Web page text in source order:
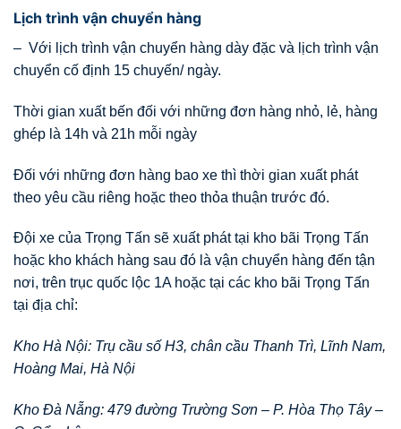
Lịch trình vận chuyển hàng
– Với lịch trình vận chuyển hàng dày đặc và lịch trình vận
chuyển cố định 15 chuyến/ ngày.
Thời gian xuất bến đối với những đơn hàng nhỏ, lẻ, hàng
ghép là 14h và 21h mỗi ngày
Đối với những đơn hàng bao xe thì thời gian xuất phát
theo yêu cầu riêng hoặc theo thỏa thuận trước đó.
Đội xe của Trọng Tấn sẽ xuất phát tại kho bãi Trọng Tấn
hoặc kho khách hàng sau đó là vận chuyển hàng đến tận
nơi, trên trục quốc lộc 1A hoặc tại các kho bãi Trọng Tấn
tại địa chỉ:
Kho Hà Nội: Trụ cầu số H3, chân cầu Thanh Trì, Lĩnh Nam,
Hoàng Mai, Hà Nội
Kho Đà Nẵng: 479 đường Trường Sơn – P. Hòa Thọ Tây –